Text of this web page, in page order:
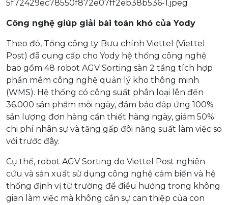
Công nghệ giúp giải bài toán khó của Yody
Theo đó, Tổng công ty Bưu chính Viettel (Viettel
Post) đã cung cấp cho Yody hệ thống công nghệ
bao gồm 48 robot AGV Sorting sàn 2 tầng tích hợp
phần mềm công nghệ quản lý kho thông minh
(WMS). Hệ thống có công suất phân loại lên đến
36.000 sản phẩm mỗi ngày, đảm bảo đáp ứng 100%
sản lượng đơn hàng cần thiết hàng ngày, giảm 50%
chi phí nhân sự và tăng gấp đôi năng suất làm việc so
với trước đây.
Cụ thể, robot AGV Sorting do Viettel Post nghiên
cứu và sản xuất sử dụng công nghệ cảm biến và hệ
thống định vị từ trường để điều hướng trong không
gian làm việc mà không cần sự can thiệp của con